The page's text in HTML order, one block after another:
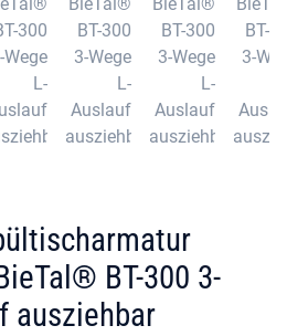
BT-300 3-
ausziehbar